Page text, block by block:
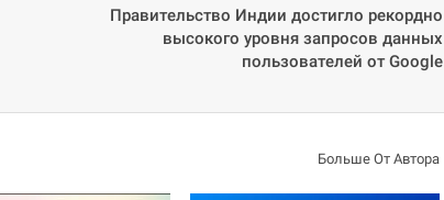
Правительство Индии достигло рекордно
высокого уровня запросов данных
пользователей от Google
Больше От Автора